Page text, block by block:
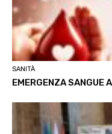
SANITÀ
EMERGENZA SANGUE